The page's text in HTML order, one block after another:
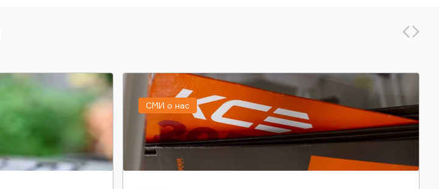
СМИ о нас